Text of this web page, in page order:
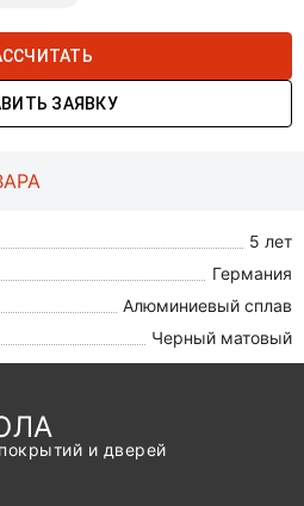
ЗАЯВКУ
5 лет
Германия
Алюминиевый сплав
Черный матовый
и дверей